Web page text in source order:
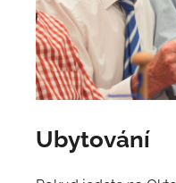
Ubytování